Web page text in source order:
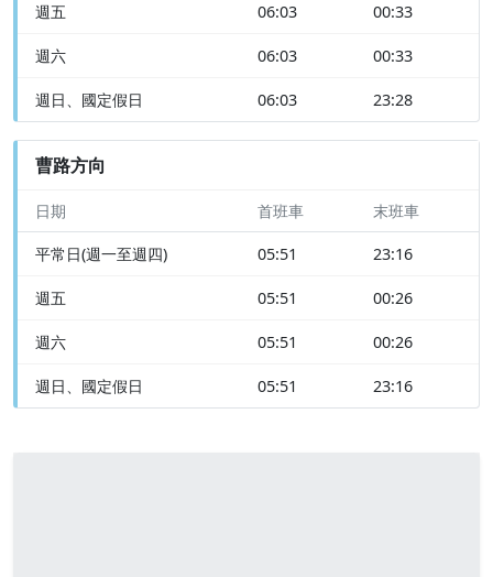
週五 06:03 00:33
週六 06:03 00:33
週日、國定假日 06:03 23:28
曹路方向
日期 首班車 末班車
平常日(週一至週四) 05:51 23:16
週五 05:51 00:26
週六 05:51 00:26
週日、國定假日 05:51 23:16